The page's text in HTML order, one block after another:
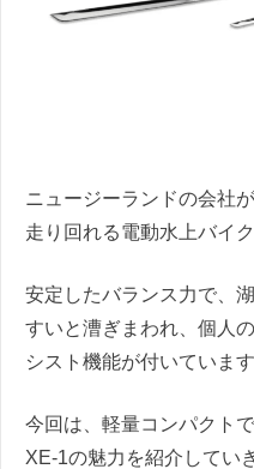
ニュージーランドの会社
走り回れる電動水上バイ
安定したバランス力で、
すいと漕ぎまわれ、個人
シスト機能が付いています
今回は、軽量コンパクト
XE-1の魅力を紹介してい